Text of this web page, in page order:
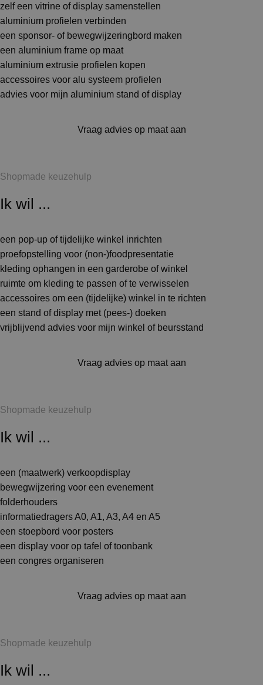
zelf een vitrine of display samenstellen
aluminium profielen verbinden
een sponsor- of bewegwijzeringbord maken
een aluminium frame op maat
aluminium extrusie profielen kopen
accessoires voor alu systeem profielen
advies voor mijn aluminium stand of display
Vraag advies op maat aan
Shopmade keuzehulp
Ik wil ...
een pop-up of tijdelijke winkel inrichten
proefopstelling voor (non-)foodpresentatie
kleding ophangen in een garderobe of winkel
ruimte om kleding te passen of te verwisselen
accessoires om een (tijdelijke) winkel in te richten
een stand of display met (pees-) doeken
vrijblijvend advies voor mijn winkel of beursstand
Vraag advies op maat aan
Shopmade keuzehulp
Ik wil ...
een (maatwerk) verkoopdisplay
bewegwijzering voor een evenement
folderhouders
informatiedragers A0, A1, A3, A4 en A5
een stoepbord voor posters
een display voor op tafel of toonbank
een congres organiseren
Vraag advies op maat aan
Shopmade keuzehulp
Ik wil ...